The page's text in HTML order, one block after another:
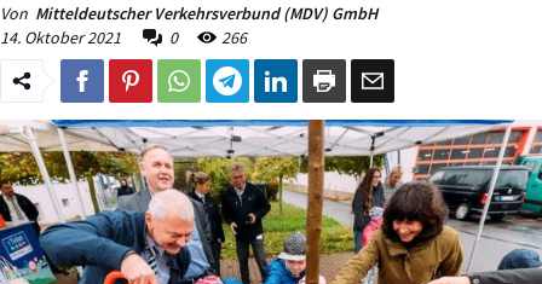
Von Mitteldeutscher Verkehrsverbund (MDV) GmbH
14. Oktober 2021
0 266